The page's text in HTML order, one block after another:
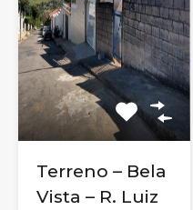
Terreno – Bela
Vista – R. Luiz